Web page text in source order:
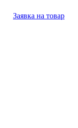
Заявка на товар